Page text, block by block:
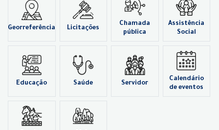
Georreferência Licitações
Chamada
pública
Assistência
Social
Educação Saúde Servidor
Calendário
de eventos